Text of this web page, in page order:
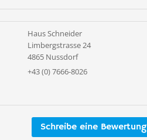
Haus Schneider
Limbergstrasse 24
4865 Nussdorf
+43 (0) 7666-8026
Schreibe eine Bewertung